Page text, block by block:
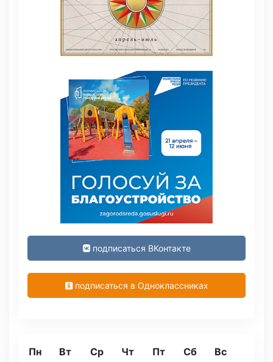
подписаться ВКонтакте
подписаться в Одноклассниках
Пн Вт Ср Чт Пт Сб Вс